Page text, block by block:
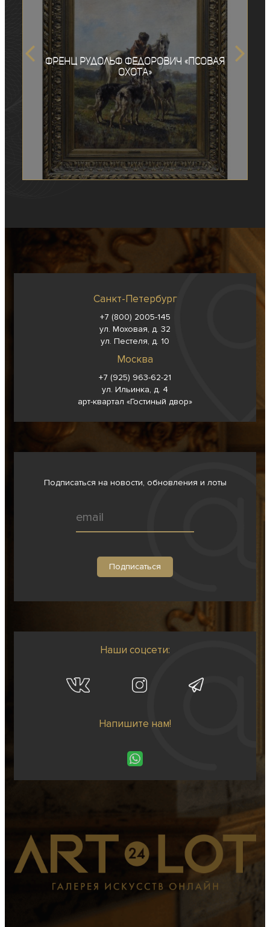
Френц Рудольф Федорович «Псовая
охота»
Санкт-Петербург
+7 (800) 2005-145
ул. Моховая, д. 32
ул. Пестеля, д. 10
Москва
+7 (925) 963-62-21
ул. Ильинка, д. 4
арт-квартал «Гостиный двор»
Подписаться на новости, обновления и лоты
Наши соцсети:
Напишите нам!